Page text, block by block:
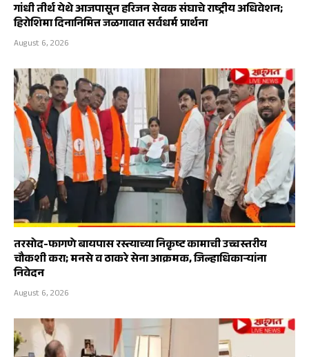
गांधी तीर्थ येथे आजपासून हरिजन सेवक संघाचे राष्ट्रीय अधिवेशन;
हिरोशिमा दिनानिमित्त जळगावात सर्वधर्म प्रार्थना
August 6, 2026
तरसोद-फागणे बायपास रस्त्याच्या निकृष्ट कामाची उच्चस्तरीय
चौकशी करा; मनसे व ठाकरे सेना आक्रमक, जिल्हाधिकाऱ्यांना
निवेदन
August 6, 2026